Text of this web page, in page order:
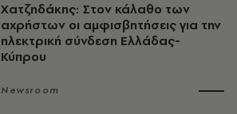
Χατζηδάκης: Στον κάλαθο των
αχρήστων οι αμφισβητήσεις για την
ηλεκτρική σύνδεση Ελλάδας-
Κύπρου
Newsroom